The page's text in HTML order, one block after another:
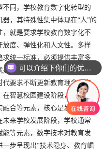
同，学校教育数字化转型的
，其特殊性集中体现在“人”的
就是要求学校教育数字化不
度、弹性化和人文性。多样
统一标准，必须提供丰富多
要求学校教育数字化不能追
要求不断更新教育理念、变
智慧校园建设阶段，学校通
合等元素，核心是发挥数字
来学校发展阶段，学校通常
等元素，数字技术对教育发
步呈现出“技术隐身、教育崛
可以介绍下你们的优势么？
你们家资质齐全吗？